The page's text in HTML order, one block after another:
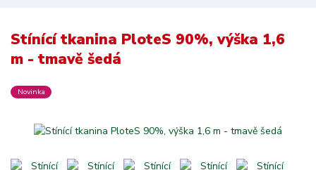
Stínící tkanina PloteS 90%, výška 1,6
m - tmavě šedá
Novinka